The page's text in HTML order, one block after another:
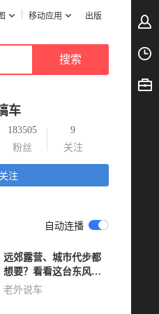
移动应用 出版
车
183505
粉丝
9
关注
注
自动连播
远郊露营、城市代步都
想要？看看这台东风日
产NX8增程版怎么样？
老外说车